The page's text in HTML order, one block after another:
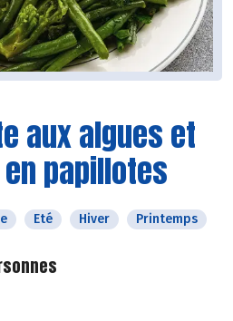
aux algues et
papillotes
Eté Hiver Printemps